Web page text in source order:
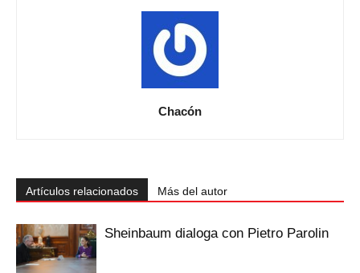
Chacón
Artículos relacionados Más del autor
Sheinbaum dialoga con Pietro Parolin